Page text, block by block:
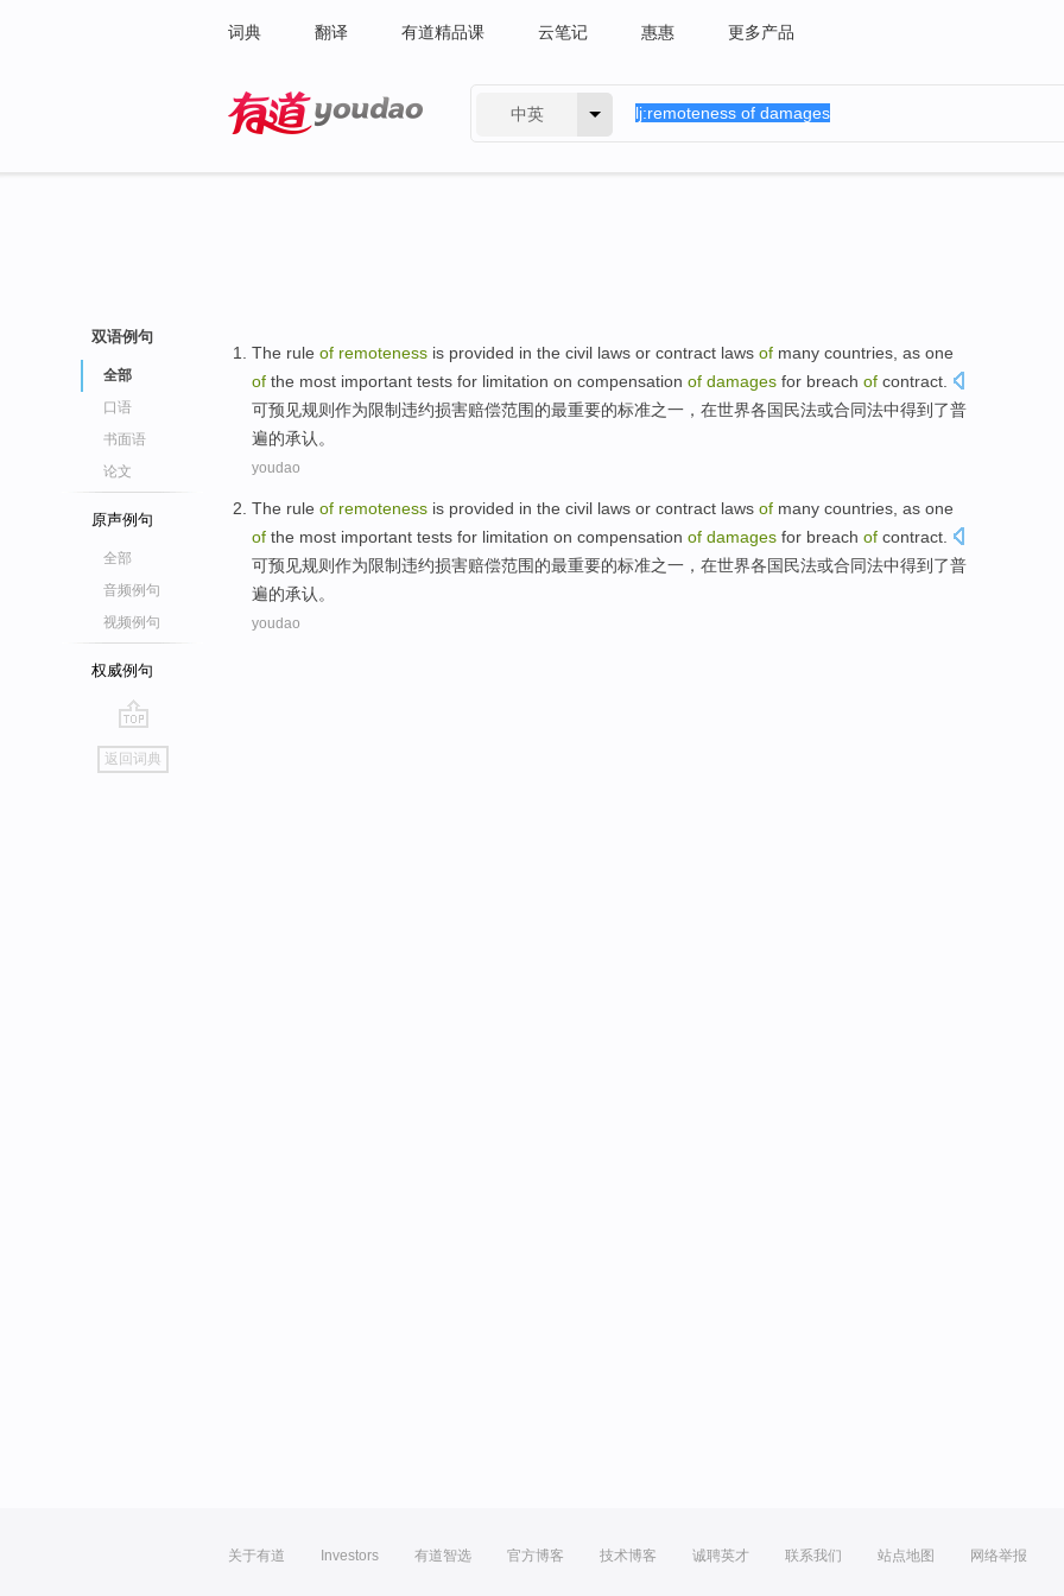
词典 翻译 有道精品课 云笔记 惠惠 更多产品
中英
双语例句
全部
口语
书面语
论文
原声例句
全部
音频例句
视频例句
权威例句
go
top
返回词典
The rule of remoteness is provided in the civil laws or contract laws of many countries as one
of the most important tests for limitation on compensation of damages for breach of contract.
可预见规则作为限制违约损害赔偿范围的最重要的标准之一 ， 在世界各国 民法或合同法中得到了普
遍的承认。
youdao
The rule of remoteness is provided in the civil laws or contract laws of many countries as one
of the most important tests for limitation on compensation of damages for breach of contract.
可预见规则作为限制违约损害赔偿范围的最重要的标准之一 ， 在世界各国 民法或合同法中得到了普
遍的承认。
youdao
关于有道 Investors 有道智选 官方博客 技术博客 诚聘英才 联系我们 站点地图 网络举报